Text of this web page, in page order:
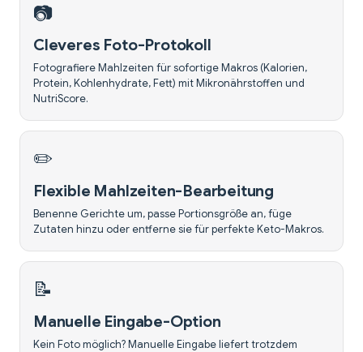
📷
Cleveres Foto-Protokoll
Fotografiere Mahlzeiten für sofortige Makros (Kalorien,
Protein, Kohlenhydrate, Fett) mit Mikronährstoffen und
NutriScore.
✏️
Flexible Mahlzeiten-Bearbeitung
Benenne Gerichte um, passe Portionsgröße an, füge
Zutaten hinzu oder entferne sie für perfekte Keto-Makros.
📝
Manuelle Eingabe-Option
Kein Foto möglich? Manuelle Eingabe liefert trotzdem